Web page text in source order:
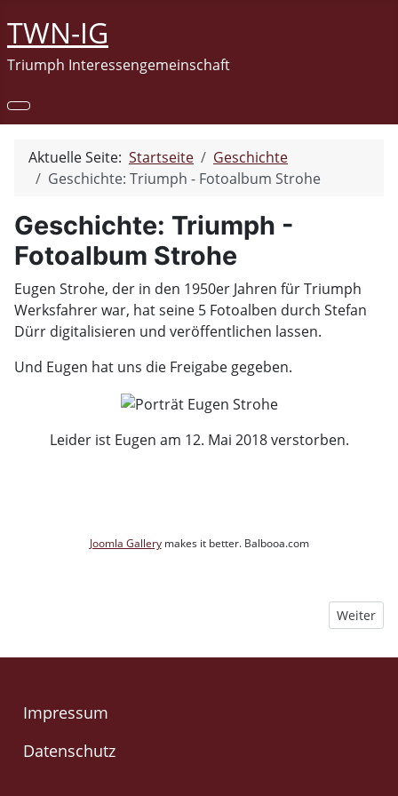
TWN-IG
Triumph Interessengemeinschaft
Aktuelle Seite: Startseite
Geschichte
Geschichte: Triumph - Fotoalbum Strohe
Geschichte: Triumph -
Fotoalbum Strohe
Eugen Strohe, der in den 1950er Jahren für Triumph
Werksfahrer war, hat seine 5 Fotoalben durch Stefan
Dürr digitalisieren und veröffentlichen lassen.
Und Eugen hat uns die Freigabe gegeben.
Leider ist Eugen am 12. Mai 2018 verstorben.
Joomla Gallerymakes it better. Balbooa.com
Nächster
Weiter
Impressum
Datenschutz